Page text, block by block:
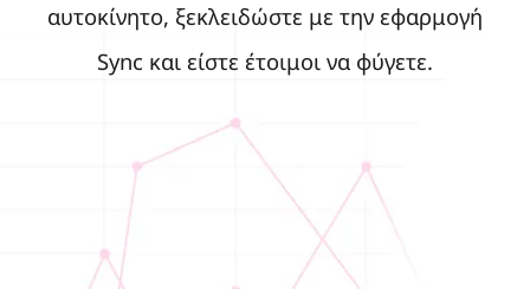
αυτοκίνητο, ξεκλειδώστε με την εφαρμογή
Sync και είστε έτοιμοι να φύγετε.